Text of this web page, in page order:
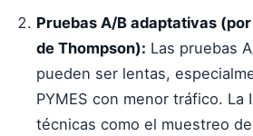
Pruebas A/B adaptativas
de Thompson): Las pruebas
pueden ser lentas,
PYMES con menor tráfico. La
técnicas como el muestreo